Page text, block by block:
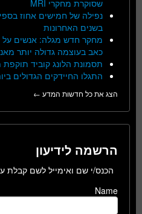
שסוקרת מחקרי MRI
נפילה של חמישים אחוז
בשנים האחרונות
מחקר חדש מגלה: אנשים על
כאב בעוצמה גדולה יותר
תסמונת הלונג קוביד תוקפת
התגלו החיידקים הגדולים
הצג את כל חדשות המדע ←
הרשמה לידיעון
הכנס/י שם ואימייל לשם קבלת
Name